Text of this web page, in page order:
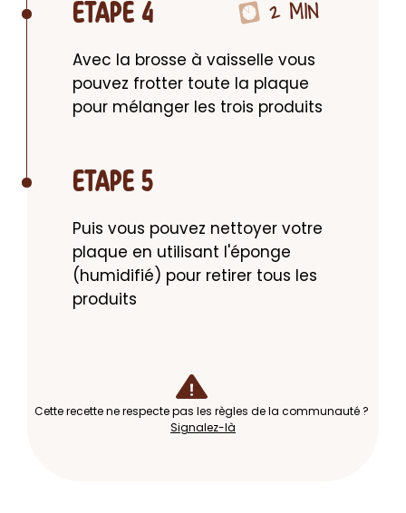
ETAPE 4 2 MIN
Avec la brosse à vaisselle vous
pouvez frotter toute la plaque
pour mélanger les trois produits
ETAPE 5
Puis vous pouvez nettoyer votre
plaque en utilisant l'éponge
(humidifié) pour retirer tous les
produits
Cette recette ne respecte pas les règles de la communauté ?
Signalez-là